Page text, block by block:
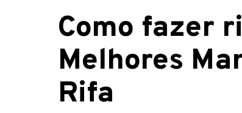
Como fazer
Melhores
Rifa